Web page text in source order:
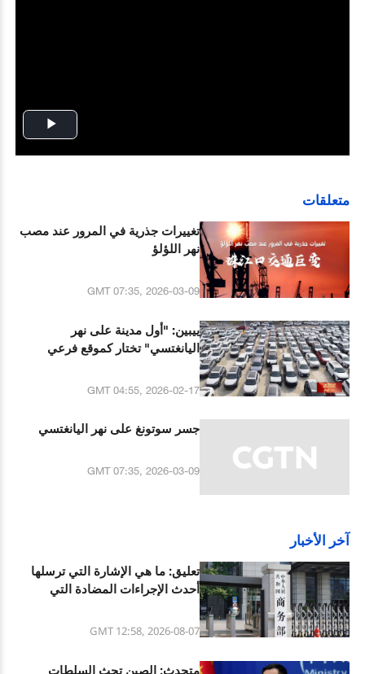
Play
متعلقات
تغييرات جذرية في المرور عند مصب
نهر اللؤلؤ
GMT 07:35, 2026-03-09
ييبين: "أول مدينة على نهر
اليانغتسي" تختار كموقع فرعي
GMT 04:55, 2026-02-17
جسر سوتونغ على نهر اليانغتسي
GMT 07:35, 2026-03-09
آخر الأخبار
تعليق: ما هي الإشارة التي ترسلها
أحدث الإجراءات المضادة التي
GMT 12:58, 2026-08-07
متحدث: الصين تحث السلطات